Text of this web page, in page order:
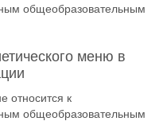
общеобразовательным
меню в
относится к
общеобразовательным